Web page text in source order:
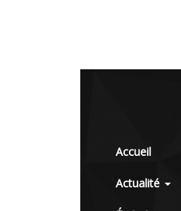
Accueil
Actualité